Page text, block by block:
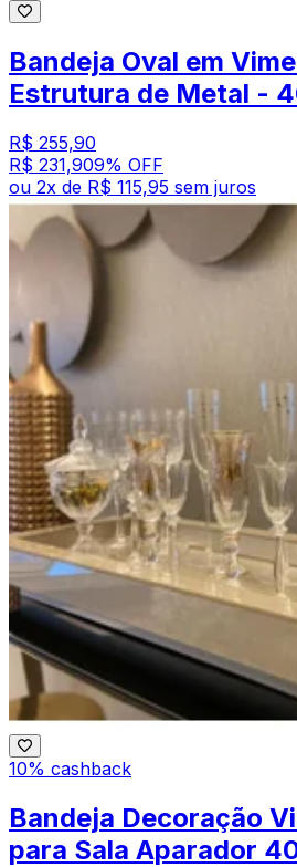
Bandeja Oval em
Estrutura de Metal -
R$ 255,90
R$ 231,909% OFF
ou 2x de R$ 115,95 sem juros
10% cashback
Bandeja Decoração
para Sala Aparador